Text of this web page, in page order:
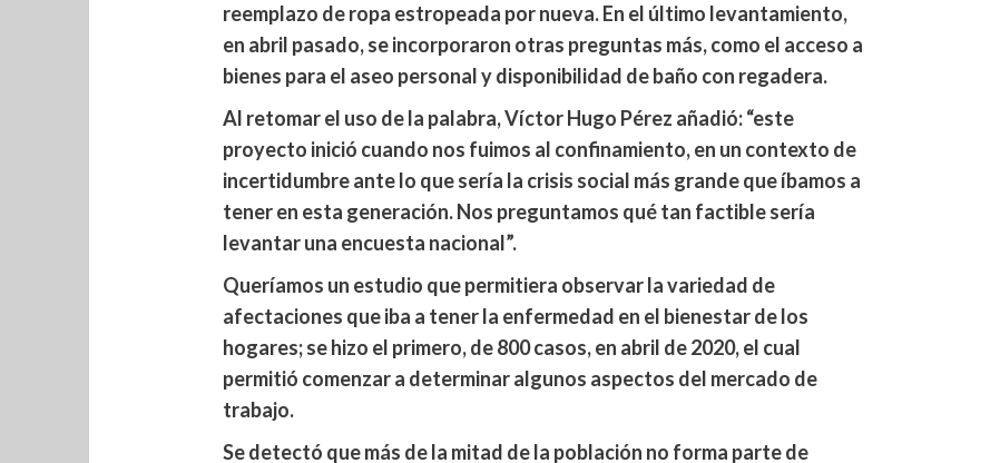
reemplazo de ropa estropeada por nueva. En el último levantamiento,
en abril pasado, se incorporaron otras preguntas más, como el acceso a
bienes para el aseo personal y disponibilidad de baño con regadera.
Al retomar el uso de la palabra, Víctor Hugo Pérez añadió: “este
proyecto inició cuando nos fuimos al confinamiento, en un contexto de
incertidumbre ante lo que sería la crisis social más grande que íbamos a
tener en esta generación. Nos preguntamos qué tan factible sería
levantar una encuesta nacional”.
Queríamos un estudio que permitiera observar la variedad de
afectaciones que iba a tener la enfermedad en el bienestar de los
hogares; se hizo el primero, de 800 casos, en abril de 2020, el cual
permitió comenzar a determinar algunos aspectos del mercado de
trabajo.
Se detectó que más de la mitad de la población no forma parte de